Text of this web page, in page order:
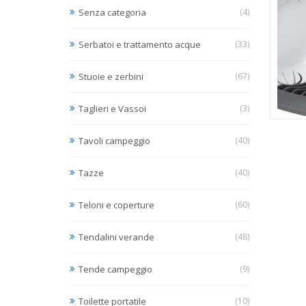
Senza categoria (4)
Serbatoi e trattamento acque (33)
Stuoie e zerbini (67)
Taglieri e Vassoi (3)
Tavoli campeggio (40)
Tazze (40)
Teloni e coperture (60)
Tendalini verande (48)
Tende campeggio (9)
Toilette portatile (10)